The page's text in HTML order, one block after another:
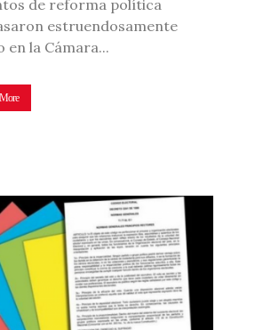
de reforma política
estruendosamente
en la Cámara...